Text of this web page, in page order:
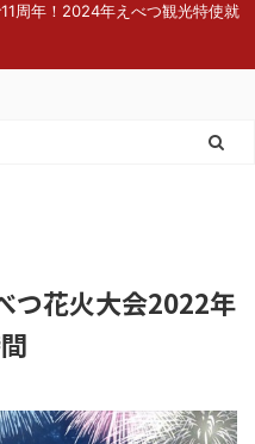
周年！2024年えべつ観光特使就
つ花火大会2022年